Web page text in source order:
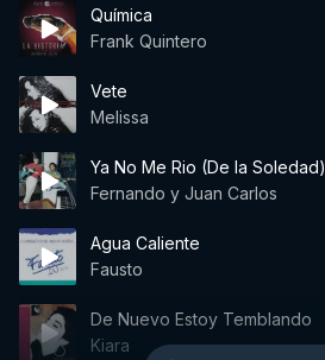
Química
Frank Quintero
Vete
Melissa
Ya No Me Rio (De la Soledad)
Fernando y Juan Carlos
Agua Caliente
Fausto
De Nuevo Estoy Temblando
Kiara